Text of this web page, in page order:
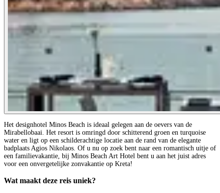
Het designhotel Minos Beach is ideaal gelegen aan de oevers van de
Mirabellobaai. Het resort is omringd door schitterend groen en turquoise
water en ligt op een schilderachtige locatie aan de rand van de elegante
badplaats Agios Nikolaos. Of u nu op zoek bent naar een romantisch uitje of
een familievakantie, bij Minos Beach Art Hotel bent u aan het juist adres
voor een onvergetelijke zonvakantie op Kreta!
Wat maakt deze reis uniek?